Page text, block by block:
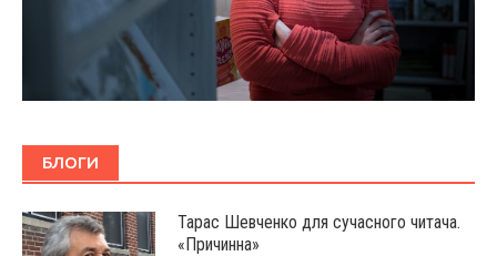
БЛОГИ
Тарас Шевченко для сучасного читача.
«Причинна»